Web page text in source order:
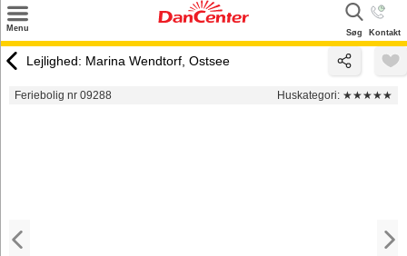
Menu Søg Kontakt
Tilbud
Lejlighed: Marina Wendtorf, Ostsee
Feriebolig nr 09288 Huskategori: ★★★★★